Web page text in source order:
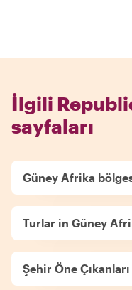
İlgili
sayfaları
Güney Afrika
Turlar in Güney
Şehir Öne